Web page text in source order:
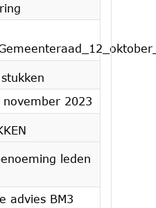
november 2023
leden
advies BM3